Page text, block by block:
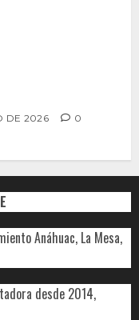
DE 2026 0
Anáhuac, La Mesa,
desde 2014,